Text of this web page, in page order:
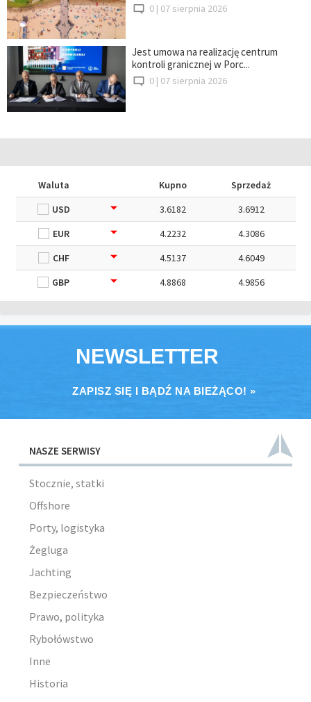
0 | 07 sierpnia 2026
Jest umowa na realizację centrum
kontroli granicznej w Porc...
0 | 07 sierpnia 2026
Waluta Kupno
Sprzedaż
USD
3.6182
3.6912
EUR
4.2232
4.3086
CHF
4.5137
4.6049
GBP
4.8868 4.9856
NEWSLETTER
ZAPISZ SIĘ I BĄDŹ NA BIEŻĄCO! »
NASZE SERWISY
Stocznie, statki
Offshore
Porty, logistyka
Żegluga
Jachting
Bezpieczeństwo
Prawo, polityka
Rybołówstwo
Inne
Historia